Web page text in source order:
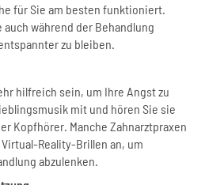
für Sie am besten funktioniert.
während der Behandlung
zu bleiben.
hilfreich sein, um Ihre Angst zu
mit und hören Sie sie
Kopfhörer. Manche Zahnarztpraxen
Reality-Brillen an, um
abzulenken.